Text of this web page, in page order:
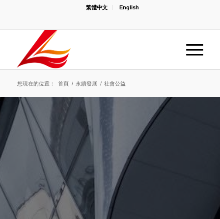
繁體中文 English
您現在的位置： 首頁 / 永續發展 / 社會公益